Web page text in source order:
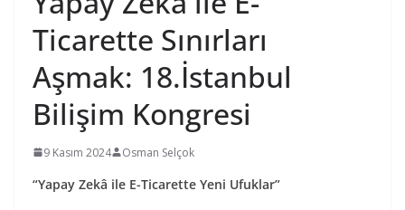
Ticarette Sınırları
Aşmak: 18.İstanbul
Bilişim Kongresi
9 Kasım 2024 Osman Selçok
“Yapay Zekâ ile E-Ticarette Yeni Ufuklar”